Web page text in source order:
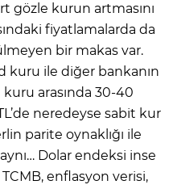
gözle kurun artmasını
fiyatlamalarda da
bir makas var.
kuru ile diğer bankanın
arasında 30-40
neredeyse sabit kur
parite oynaklığı ile
Dolar endeksi inse
TCMB, enflasyon verisi,